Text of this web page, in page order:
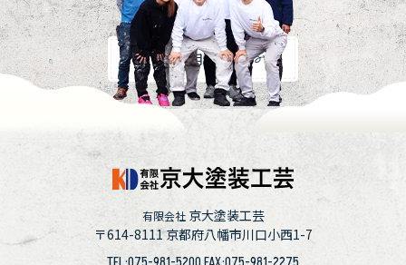
採用情報
有限会社 京大塗装工芸
〒614-8111京都府八幡市川口小西1-7